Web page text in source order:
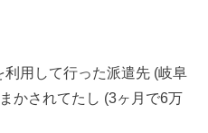
用して行った派遣先 (岐阜
かされてたし (3ヶ月で6万